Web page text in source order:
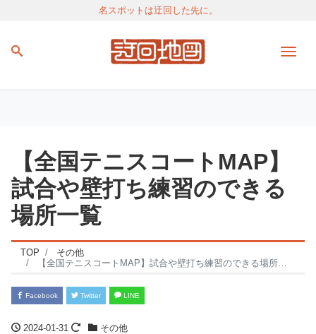
名スポットは迂回した先に。
【全国テニスコートMAP】
試合や壁打ち練習のできる
場所一覧
TOP
その他
【全国テニスコートMAP】試合や壁打ち練習のできる場所一覧
Facebook Twitter LINE
2024-01-31 その他